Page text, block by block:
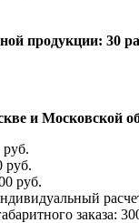
продукции: 30
и Московской
руб.
руб.
заказа: